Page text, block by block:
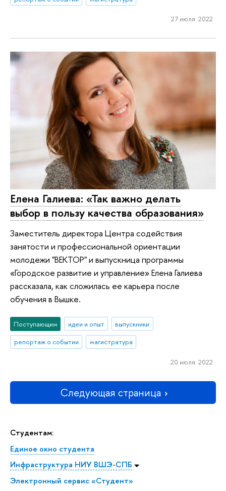
Студентам:
Единое окно студента
Инфраструктура НИУ ВШЭ-СПБ
Электронный сервис «Студент»
27 июля 2022
Елена Галиева: «Так важно делать
выбор в пользу качества образования»
Заместитель директора Центра содействия
занятости и профессиональной ориентации
молодежи "ВЕКТОР" и выпускница программы
«Городское развитие и управление» Елена Галиева
рассказала, как сложилась ее карьера после
обучения в Вышке.
Поступающим идеи и опыт
выпускники
репортаж о событии
магистратура
20 июля 2022
Следующая страница